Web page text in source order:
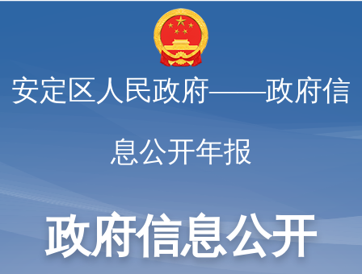
安定区人民政府——政府信
息公开年报
政府信息公开